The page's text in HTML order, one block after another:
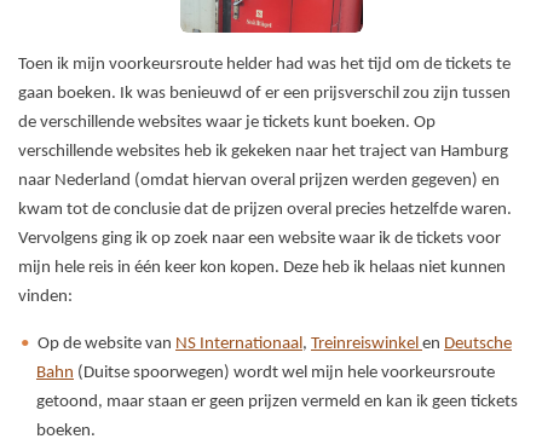
Toen ik mijn voorkeursroute helder had was het tijd om de tickets te
gaan boeken. Ik was benieuwd of er een prijsverschil zou zijn tussen
de verschillende websites waar je tickets kunt boeken. Op
verschillende websites heb ik gekeken naar het traject van Hamburg
naar Nederland (omdat hiervan overal prijzen werden gegeven) en
kwam tot de conclusie dat de prijzen overal precies hetzelfde waren.
Vervolgens ging ik op zoek naar een website waar ik de tickets voor
mijn hele reis in één keer kon kopen. Deze heb ik helaas niet kunnen
vinden:
Op de website van NS Internationaal, Treinreiswinkel en Deutsche
Bahn (Duitse spoorwegen) wordt wel mijn hele voorkeursroute
getoond, maar staan er geen prijzen vermeld en kan ik geen tickets
boeken.